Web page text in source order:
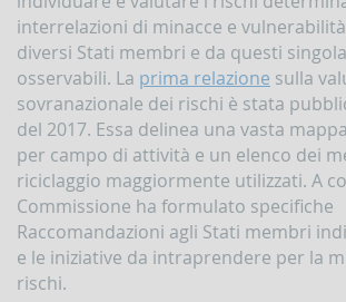
interrelazioni di minacce e
diversi Stati membri e da questi
osservabili. La prima relazione sulla
sovranazionale dei rischi è stata
del 2017. Essa delinea una vasta
per campo di attività e un elenco dei
riciclaggio maggiormente utilizzati. A
Commissione ha formulato specifiche
Raccomandazioni agli Stati membri
e le iniziative da intraprendere per la
rischi.